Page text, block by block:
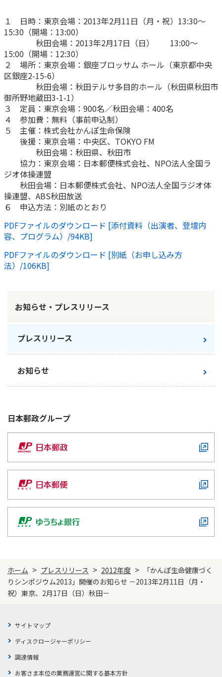
お客さまに関する情報等の確認の取り組み
各種サービス・お知らせ
かんぽプラチナライフサービス
ご契約のしおり・約款（Web約款）
保険用語集
お問い合わせ
ご契約手続きの流れ
保険料のお払込方法
保険用語集
お問い合わせ
健康情報
かんぽアプリ～かんぽの健康と安心を手のひらに～
すこやか健康ラボ
ラジオ体操・みんなの体操
ラジオ体操ポータルサイト
かんぽブランド
かんぽ生命のサステナビリティ
お客さまの声／お客さまサービス向上の取組み
かんぽジャンクション
１ 日時：東京会場：2013年2月11日（月・祝）13:30～
15:30（開場：13:00）
秋田会場：2013年2月17日（日） 13:00～
15:00（開場：12:30）
２ 場所：東京会場：銀座ブロッサム ホール（東京都中央
区銀座2-15-6）
秋田会場：秋田テルサ多目的ホール（秋田県秋田市
御所野地蔵田3-1-1）
３ 定員：東京会場：900名／秋田会場：400名
４ 参加費：無料（事前申込制）
５ 主催：株式会社かんぽ生命保険
後援：東京会場：中央区、TOKYO FM
秋田会場：秋田県、秋田市
協力：東京会場：日本郵便株式会社、NPO法人全国ラ
ジオ体操連盟
秋田会場：日本郵便株式会社、NPO法人全国ラジオ体
操連盟、ABS秋田放送
６ 申込方法：別紙のとおり
PDFファイルのダウンロード [添付資料（出演者、登壇内
容、プログラム）/94KB]
PDFファイルのダウンロード [別紙（お申し込み方
法）/106KB]
お知らせ・プレスリリース
プレスリリース
お知らせ
日本郵政グループ
ホーム > プレスリリース > 2012年度 >
「かんぽ生命健康づく
りシンポジウム2013」開催のお知らせ －2013年2月11日（月・
祝）東京、2月17日（日）秋田－
サイトマップ
ディスクロージャーポリシー
調達情報
お客さま本位の業務運営に関する基本方針